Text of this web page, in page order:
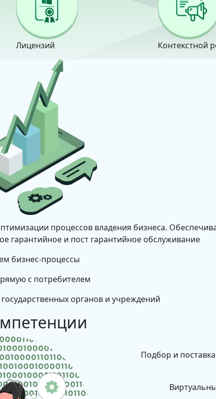
Лицензий Контекстной
процессов владения бизнеса.
гарантийное и пост гарантийное обслуживание
бизнес-процессы
с потребителем
органов и учреждений
Подбор и